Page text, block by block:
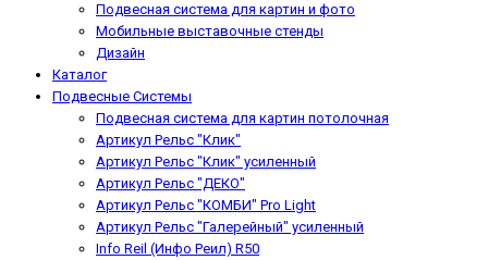
Подвесная система для картин и фото
Мобильные выставочные стенды
Дизайн
Каталог
Подвесные Системы
Подвесная система для картин потолочная
Артикул Рельс "Клик"
Артикул Рельс "Клик" усиленный
Артикул Рельс "ДЕКО"
Артикул Рельс "КОМБИ" Pro Light
Артикул Рельс "Галерейный" усиленный
Info Reil (Инфо Реил) R50